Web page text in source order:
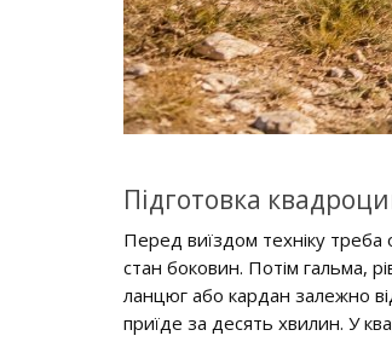
Підготовка
Перед виїздом техніку треба
стан боковин. Потім гальма,
ланцюг або кардан залежно
приїде за десять хвилин. У